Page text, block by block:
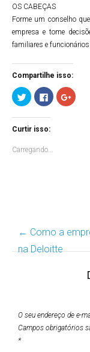
OS CABEÇAS
Forme um conselho
empresa e tome
familiares e funcionários
Compartilhe isso:
Clique
para
compartilhar
no
Twitter(abre
em
janela)
Clique
para
compartilhar
no
em
no
Curtir isso:
Carregando...
Post
← Como a
na Deloitte
O seu endereço de e-
Campos obrigatórios
*